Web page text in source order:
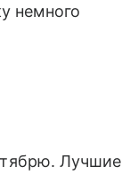
немного
Лучшие